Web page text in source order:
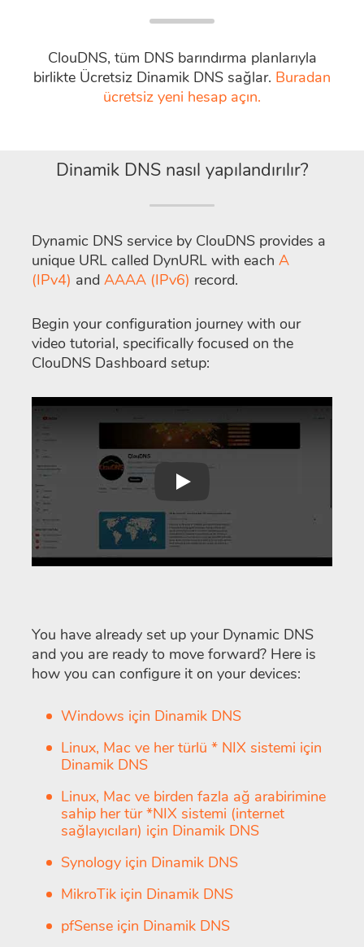
ClouDNS, tüm DNS barındırma planlarıyla
birlikte Ücretsiz Dinamik DNS sağlar. Buradan
ücretsiz yeni hesap açın.
Dinamik DNS nasıl yapılandırılır?
Dynamic DNS service by ClouDNS provides a
unique URL called DynURL with each A
(IPv4) and AAAA (IPv6) record.
Begin your configuration journey with our
video tutorial, specifically focused on the
ClouDNS Dashboard setup:
Play
You have already set up your Dynamic DNS
and you are ready to move forward? Here is
how you can configure it on your devices:
Windows için Dinamik DNS
Linux, Mac ve her türlü * NIX sistemi için
Dinamik DNS
Linux, Mac ve birden fazla ağ arabirimine
sahip her tür *NIX sistemi (internet
sağlayıcıları) için Dinamik DNS
Synology için Dinamik DNS
MikroTik için Dinamik DNS
pfSense için Dinamik DNS